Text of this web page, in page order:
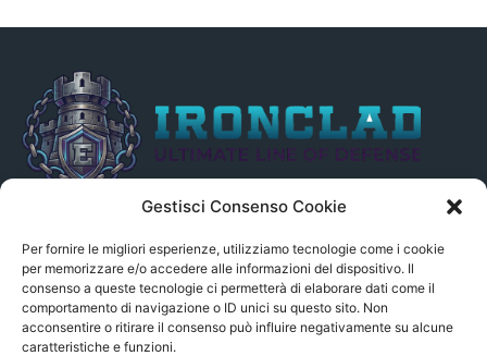
Gestisci Consenso Cookie
Per fornire le migliori esperienze, utilizziamo tecnologie come i cookie
per memorizzare e/o accedere alle informazioni del dispositivo. Il
consenso a queste tecnologie ci permetterà di elaborare dati come il
comportamento di navigazione o ID unici su questo sito. Non
acconsentire o ritirare il consenso può influire negativamente su alcune
caratteristiche e funzioni.
indirettamente, alle Fonti delle notizie segnalate né può essere
ritenuto responsabile ad alcun titolo dei loro contenuti. Si precisa
altresì che le notizie segnalate dall’aggregatore NON sono da
intendersi in alcun modo di proprietà del sito GenSys.it, ad
eccezione degli articoli e dei documenti pubblicati nel blog.